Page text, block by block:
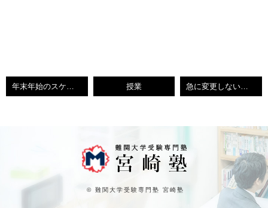
年末年始のスケジュール 授業 急に変更しないでくれー
© 難関大学受験専門塾 宮崎塾